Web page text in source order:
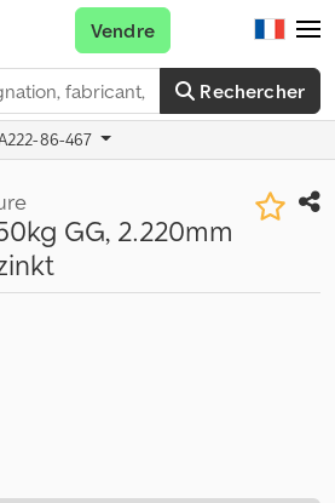
Rechercher
Vendre
86-467
GG, 2.220mm